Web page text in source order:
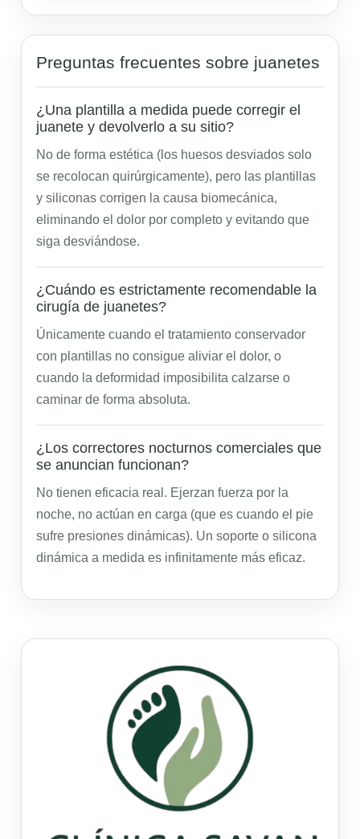
Preguntas frecuentes sobre juanetes
¿Una plantilla a medida puede corregir el
juanete y devolverlo a su sitio?
No de forma estética (los huesos desviados solo
se recolocan quirúrgicamente), pero las plantillas
y siliconas corrigen la causa biomecánica,
eliminando el dolor por completo y evitando que
siga desviándose.
¿Cuándo es estrictamente recomendable la
cirugía de juanetes?
Únicamente cuando el tratamiento conservador
con plantillas no consigue aliviar el dolor, o
cuando la deformidad imposibilita calzarse o
caminar de forma absoluta.
¿Los correctores nocturnos comerciales que
se anuncian funcionan?
No tienen eficacia real. Ejerzan fuerza por la
noche, no actúan en carga (que es cuando el pie
sufre presiones dinámicas). Un soporte o silicona
dinámica a medida es infinitamente más eficaz.